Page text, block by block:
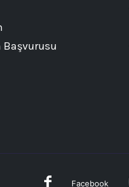
Başvurusu
Facebook